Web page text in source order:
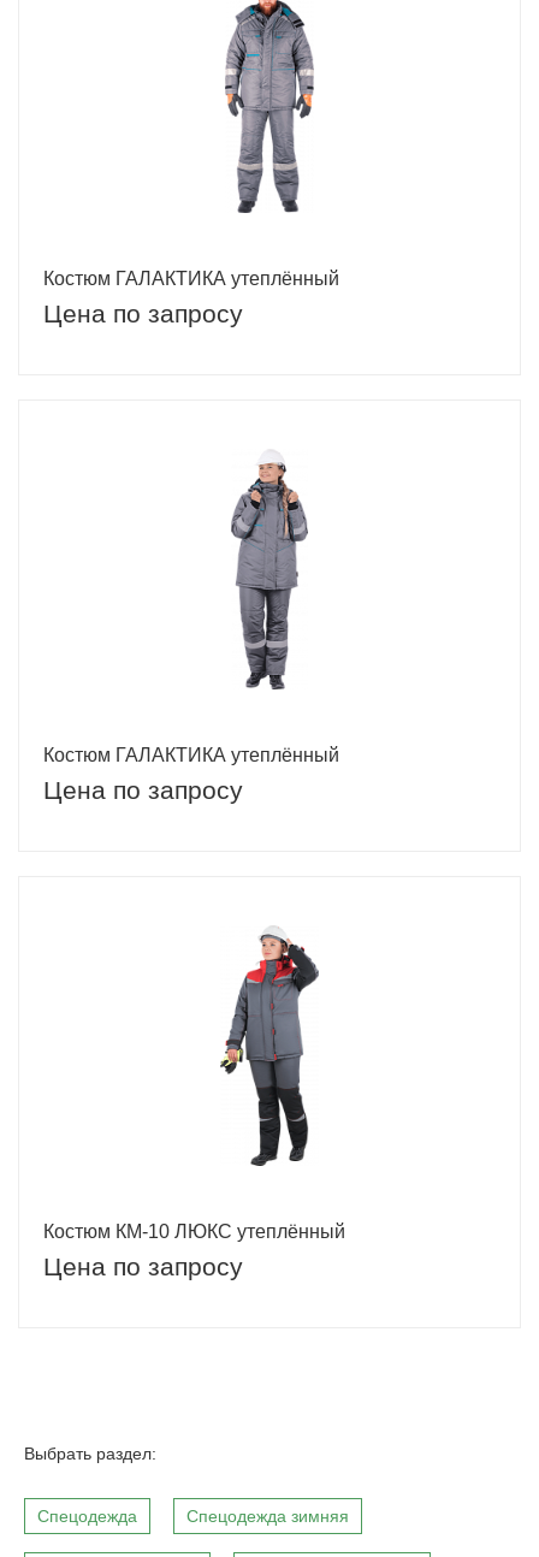
Костюм ГАЛАКТИКА утеплённый
Цена по запросу
Костюм ГАЛАКТИКА утеплённый
Цена по запросу
Костюм КМ-10 ЛЮКС утеплённый
Цена по запросу
Выбрать раздел:
Спецодежда Спецодежда зимняя